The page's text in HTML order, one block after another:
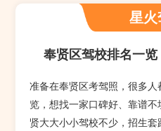
星火
奉贤区驾校排名一
准备在奉贤区考驾照，很多
览，想找一家口碑好、靠谱
贤大大小小驾校不少，招生